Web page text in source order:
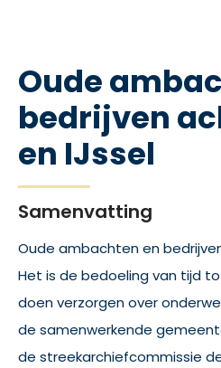
Oude
bedrijven
en IJssel
Samenvatting
Oude ambachten en
Het is de bedoeling van tijd
doen verzorgen over
de samenwerkende
de streekarchiefcommissie